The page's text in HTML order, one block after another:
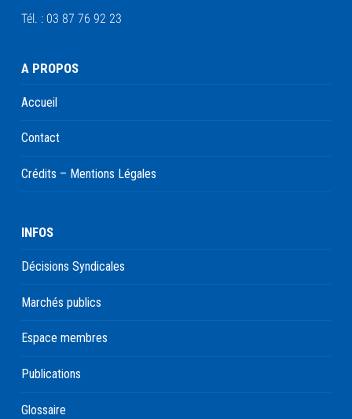
Tél. : 03 87 76 92 23
A PROPOS
Accueil
Contact
Crédits – Mentions Légales
INFOS
Décisions Syndicales
Marchés publics
Espace membres
Publications
Glossaire